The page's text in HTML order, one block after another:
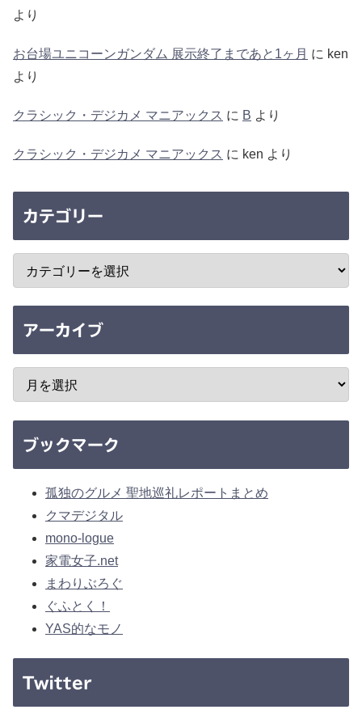
より
お台場ユニコーンガンダム 展示終了まであと1ヶ月 に ken
より
クラシック・デジカメ マニアックス に B より
クラシック・デジカメ マニアックス に ken より
カテゴリー
アーカイブ
ブックマーク
孤独のグルメ 聖地巡礼レポートまとめ
クマデジタル
mono-logue
家電女子.net
まわりぶろぐ
ぐふとく！
YAS的なモノ
Twitter